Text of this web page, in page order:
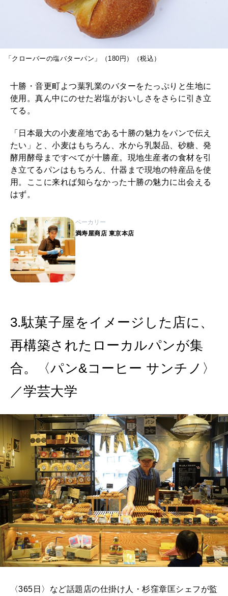
「クローバーの塩バターパン」（180円）（税込）
十勝・音更町よつ葉乳業のバターをたっぷりと生地に
使用。真ん中にのせた岩塩がおいしさをさらに引き立
てる。
「日本最大の小麦産地である十勝の魅力をパンで伝え
たい」と、小麦はもちろん、水から乳製品、砂糖、発
酵用酵母まですべてが十勝産。現地生産者の食材を引
き立てるパンはもちろん、什器まで現地の特産品を使
用。ここに来れば知らなかった十勝の魅力に出会える
はず。
ベーカリー
満寿屋商店 東京本店
3.駄菓子屋をイメージした店に、
再構築されたローカルパンが集
合。〈パン&コーヒー サンチノ〉
／学芸大学
〈365日〉など話題店の仕掛け人・杉窪章匡シェフが監